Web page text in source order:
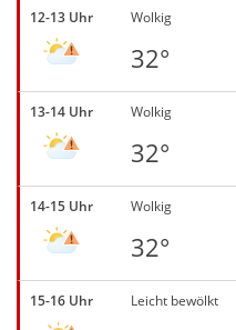
12-13 Uhr Wolkig
32°
13-14 Uhr Wolkig
32°
14-15 Uhr Wolkig
32°
15-16 Uhr Leicht bewölkt